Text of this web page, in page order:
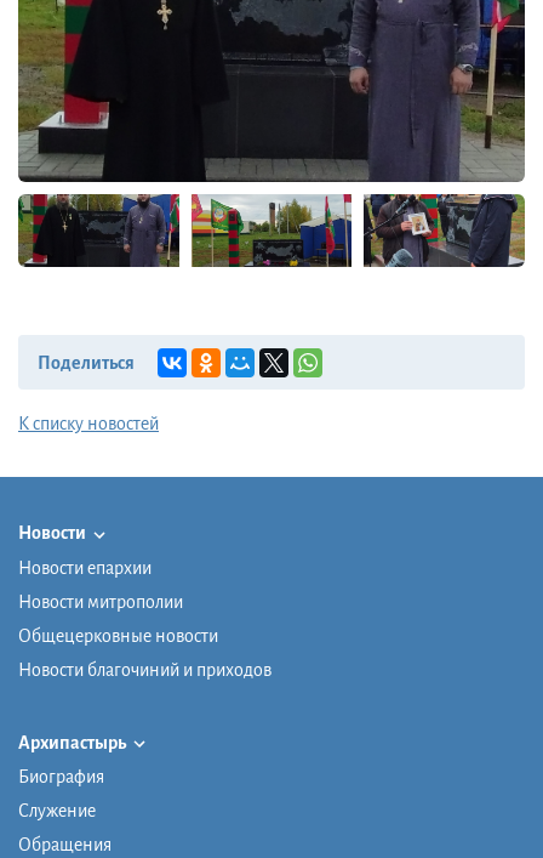
Поделиться
К списку новостей
Новости
Новости епархии
Новости митрополии
Общецерковные новости
Новости благочиний и приходов
Архипастырь
Биография
Служение
Обращения